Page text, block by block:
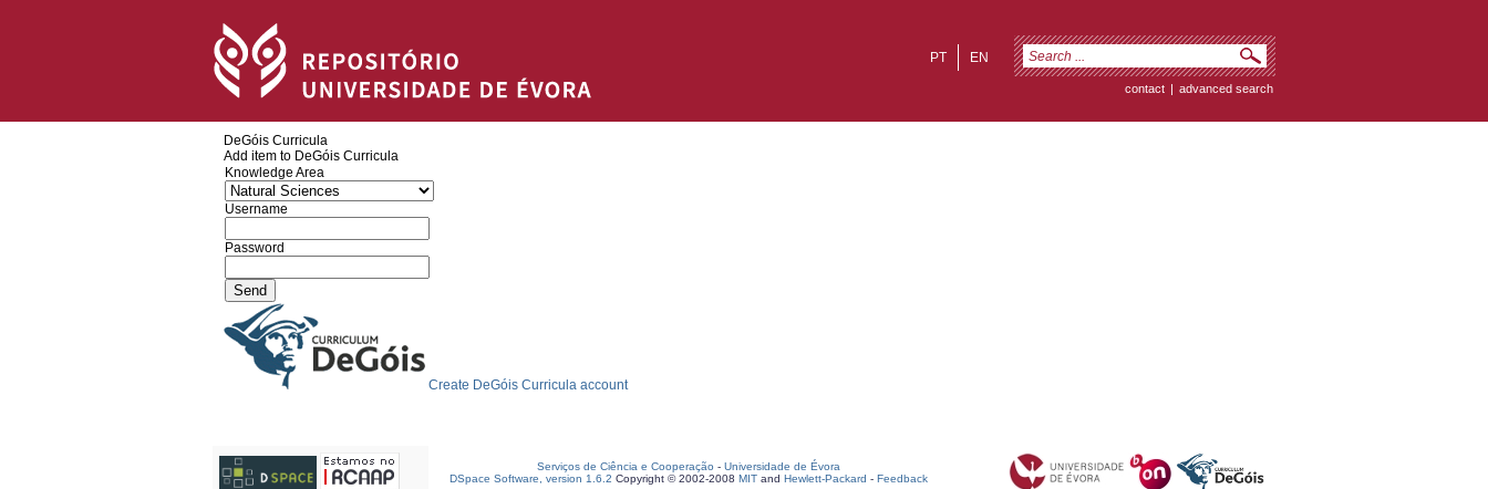
EN
PT
contact | advanced search
DeGóis Curricula
Add item to DeGóis Curricula
Knowledge Area
Username
Password
Create DeGóis Curricula account
Serviços de Ciência e Cooperação - Universidade de Évora
DSpace Software, version 1.6.2 Copyright © 2002-2008 MIT and Hewlett-Packard - Feedback